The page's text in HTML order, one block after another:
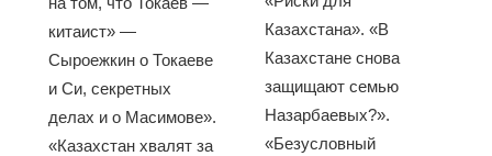
китаист» —
Сыроежкин о Токаеве
и Си, секретных
делах и о Масимове».
«Казахстан хвалят за
Казахстана». «В
Казахстане снова
защищают семью
Назарбаевых?».
«Безусловный